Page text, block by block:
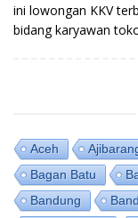
ini lowongan KKV
bidang karyawan
Aceh
Bagan Batu
Bandung